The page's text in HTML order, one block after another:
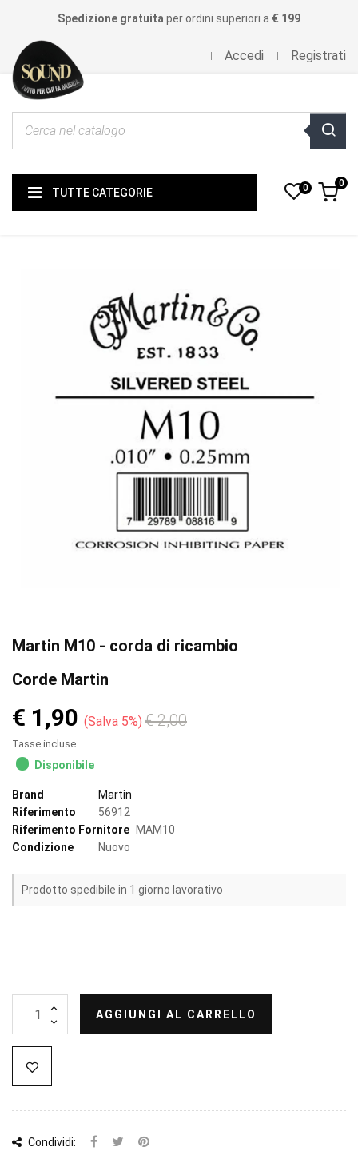
Spedizione gratuita per ordini superiori a € 199
Accedi Registrati
TUTTE CATEGORIE 0 0
Martin M10 - corda di ricambio
Corde Martin
€ 1,90 Salva 5% € 2,00
Tasse incluse
Disponibile
Brand
Martin
Riferimento
56912
Riferimento Fornitore
MAM10
Condizione
Nuovo
Prodotto spedibile in 1 giorno lavorativo
AGGIUNGI AL CARRELLO
Condividi: